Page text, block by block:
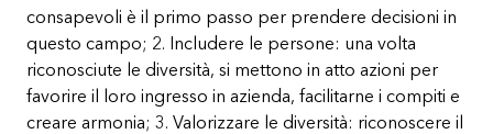
consapevoli è il primo passo per prendere decisioni in
questo campo; 2. Includere le persone: una volta
riconosciute le diversità, si mettono in atto azioni per
favorire il loro ingresso in azienda, facilitarne i compiti e
creare armonia; 3. Valorizzare le diversità: riconoscere il